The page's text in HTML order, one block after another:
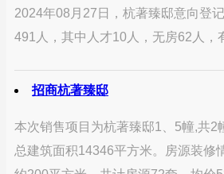
2024年08月27日，杭著臻邸意向登
491人，其中人才10人，无房62人，
招商杭著臻邸
本次销售项目为杭著臻邸1、5幢,共2
总建筑面积14346平方米。房源装修